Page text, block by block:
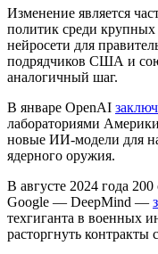
Изменение является
политик среди
нейросети для
подрядчиков США и
аналогичный шаг.
В январе OpenAI
лабораториями
новые ИИ-модели для
ядерного оружия.
В августе 2024 года
Google — DeepMind —
техгиганта в военных
расторгнуть